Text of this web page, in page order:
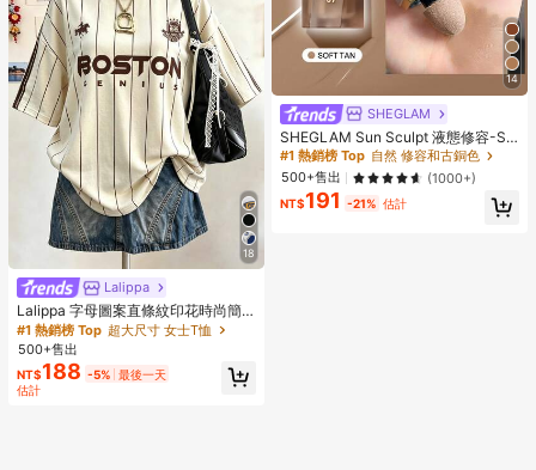
18
Lalippa
Lalippa 字母圖案直條紋印花時尚簡
約大版中長版圓領落肩女款T恤 朋友
禮物
#1 熱銷榜 Top 超大尺寸 女士T恤
500+售出
NT$188 -5% 最後一天
估計
14
SHEGLAM
SHEGLAM Sun Sculpt 液態修容-So
ft Tan 品牌美妝化妝品 適合女士與女
孩
#1 熱銷榜 Top 自然 修容和古銅色
500+售出
(1000+)
NT$191 -21% 估計